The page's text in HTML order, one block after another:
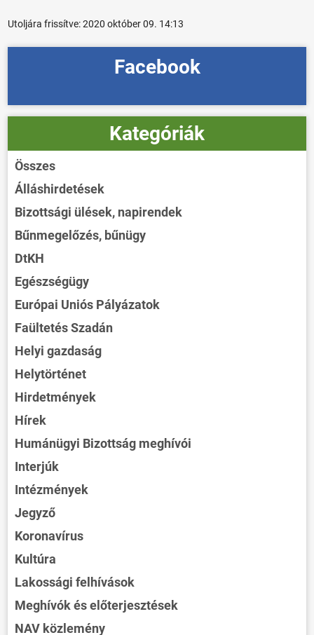
Utoljára frissítve:2020 október 09. 14:13
Facebook
Kategóriák
Összes
Álláshirdetések
Bizottsági ülések, napirendek
Bűnmegelőzés, bűnügy
DtKH
Egészségügy
Európai Uniós Pályázatok
Faültetés Szadán
Helyi gazdaság
Helytörténet
Hirdetmények
Hírek
Humánügyi Bizottság meghívói
Interjúk
Intézmények
Jegyző
Koronavírus
Kultúra
Lakossági felhívások
Meghívók és előterjesztések
NAV közlemény